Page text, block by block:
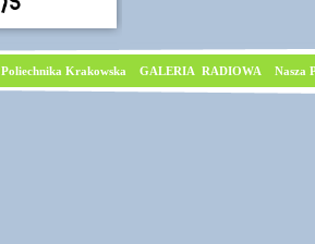
Poliechnika Krakowska GALERIA RADIOWA Nasza